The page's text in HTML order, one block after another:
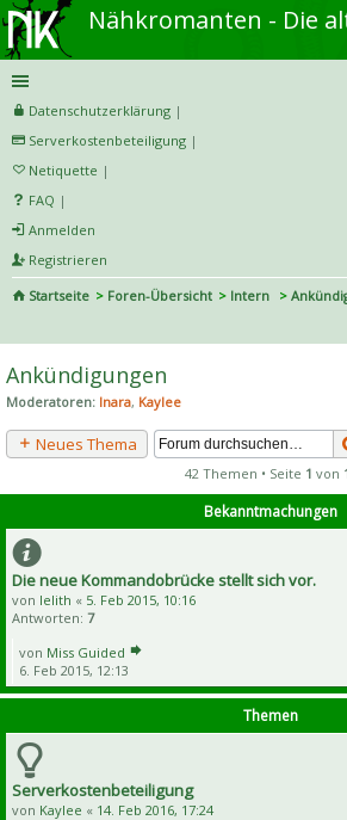
Datenschutzerklärung |
Serverkostenbeteiligung |
Netiquette |
FAQ |
Anmelden
Registrieren
Startseite
Foren-Übersicht Intern
he
Ankündigungen
Moderatoren: Inara, Kaylee
Neues Thema
42 Themen • Seite 1 von
Bekanntmachungen
Die neue Kommandobrücke stellt sich vor.
von lelith « 5. Feb 2015, 10:16
Antworten: 7
von Miss Guided
6. Feb 2015, 12:13
Themen
Serverkostenbeteiligung
von Kaylee « 14. Feb 2016, 17:24